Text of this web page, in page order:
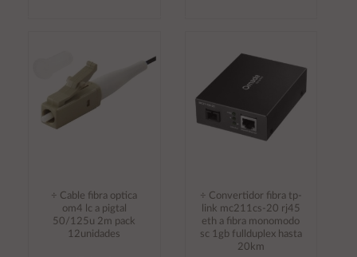
carrito
÷ Cable fibra optica
om4 lc a pigtal
50/125u 2m pack
12unidades
÷ Convertidor fibra tp-
link mc211cs-20 rj45
eth a fibra monomodo
sc 1gb fullduplex hasta
20km